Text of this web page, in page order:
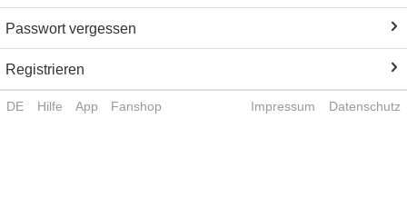
Passwort vergessen
Registrieren
DE Hilfe App Fanshop Impressum Datenschutz